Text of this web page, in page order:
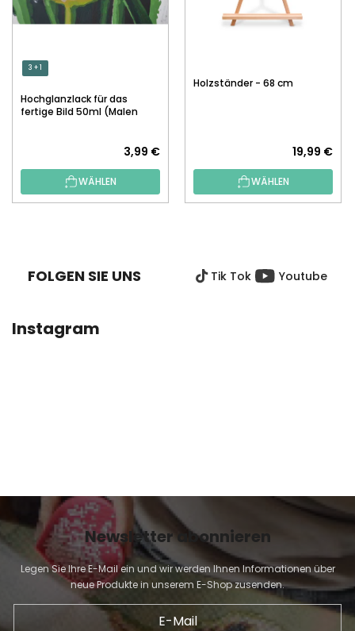
3 + 1
Hochglanzlack für das
fertige Bild 50ml (Malen
3,99 €
WÄHLEN
Holzständer - 68 cm
19,99 €
WÄHLEN
FOLGEN SIE UNS Tik Tok Youtube
Instagram
Newsletter abonnieren
Legen Sie Ihre E-Mail ein und wir werden Ihnen Informationen über
neue Produkte in unserem E-Shop zusenden.
E-Mail